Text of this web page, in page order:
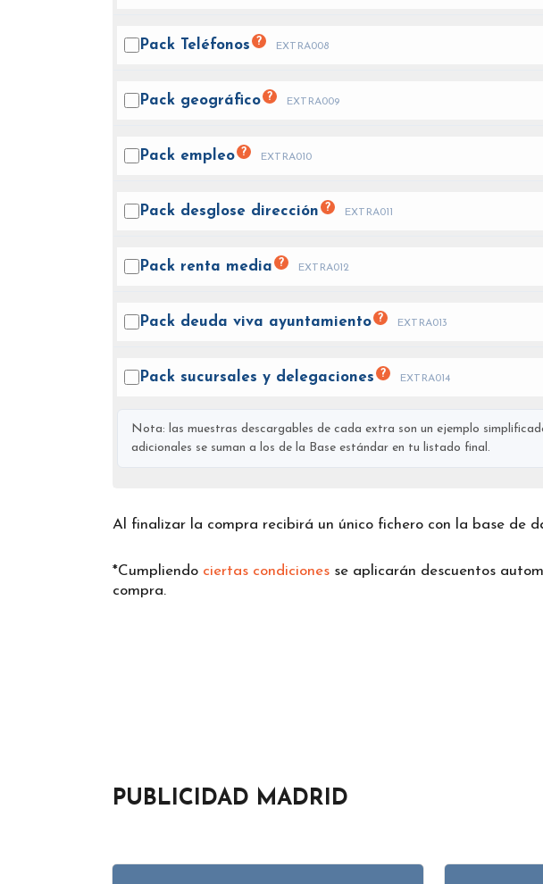
Pack Teléfonos ? EXTRA008
Pack geográfico ? EXTRA009
Pack empleo ? EXTRA010
Pack desglose dirección ? EXTRA011
Pack renta media ? EXTRA012
Pack deuda viva ayuntamiento ? EXTRA013
Pack sucursales y delegaciones ? EXTRA014
Nota: las muestras descargables de cada extra son un ejemplo
adicionales se suman a los de la Base estándar en tu listado final.
Al finalizar la compra recibirá un único fichero con la base de
*Cumpliendo ciertas condiciones se aplicarán descuentos
compra.
PUBLICIDAD MADRID